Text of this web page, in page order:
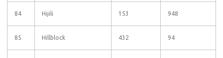
84 Hijili 153 948
85 Hillblock 432 94